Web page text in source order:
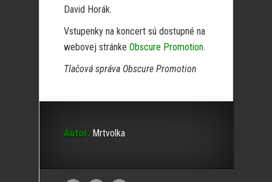
David Horák.
Vstupenky na koncert sú dostupné na
webovej stránke Obscure Promotion.
Tlačová správa Obscure Promotion
Autor: Mrtvolka